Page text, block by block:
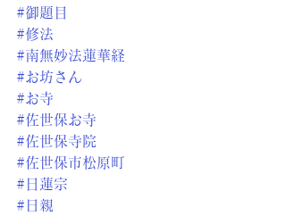
#御題目
#修法
#南無妙法蓮華経
#お坊さん
#お寺
#佐世保お寺
#佐世保寺院
#佐世保市松原町
#日蓮宗
#日親